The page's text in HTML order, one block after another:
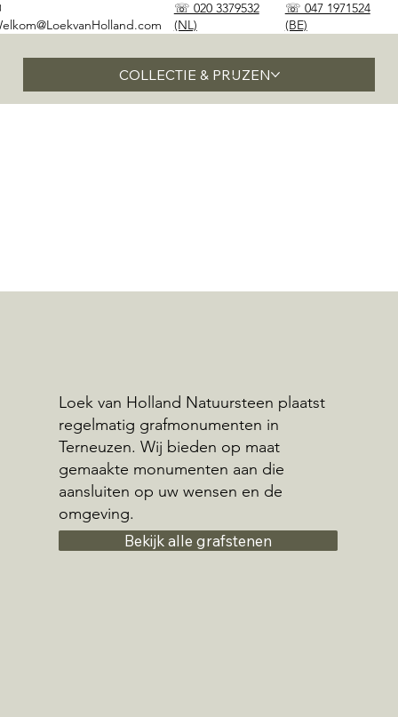
COLLECTIE & PRIJZEN
☏ 020 3379532
(NL)
☏ 047 1971524
(BE)
Loek van Holland Natuursteen plaatst
regelmatig grafmonumenten in
Terneuzen. Wij bieden op maat
gemaakte monumenten aan die
aansluiten op uw wensen en de
omgeving.
Bekijk alle grafstenen